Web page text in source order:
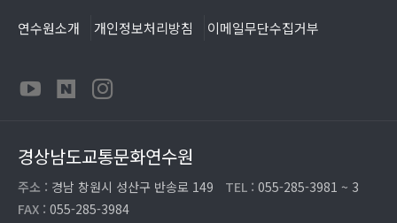
연수원소개 개인정보처리방침 이메일무단수집거부
경상남도교통문화연수원
주소 : 경남 창원시 성산구 반송로 149 TEL : 055-285-3981 ~ 3
FAX : 055-285-3984